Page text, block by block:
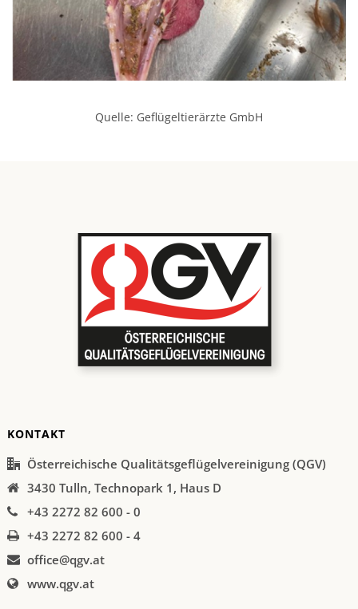
Quelle: Geflügeltierärzte GmbH
KONTAKT
Österreichische Qualitätsgeflügelvereinigung (QGV)
3430 Tulln, Technopark 1, Haus D
+43 2272 82 600 - 0
+43 2272 82 600 - 4
office@qgv.at
www.qgv.at